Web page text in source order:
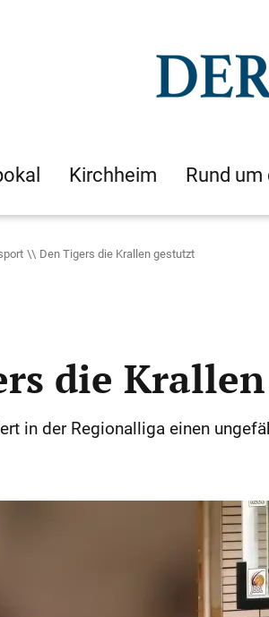
Kirchheim Rund
Den Tigers die Krallen gestutzt
die
in der Regionalliga einen